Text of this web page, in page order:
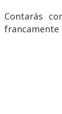
Contarás